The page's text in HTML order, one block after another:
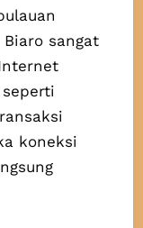
Biaro sangat
koneksi